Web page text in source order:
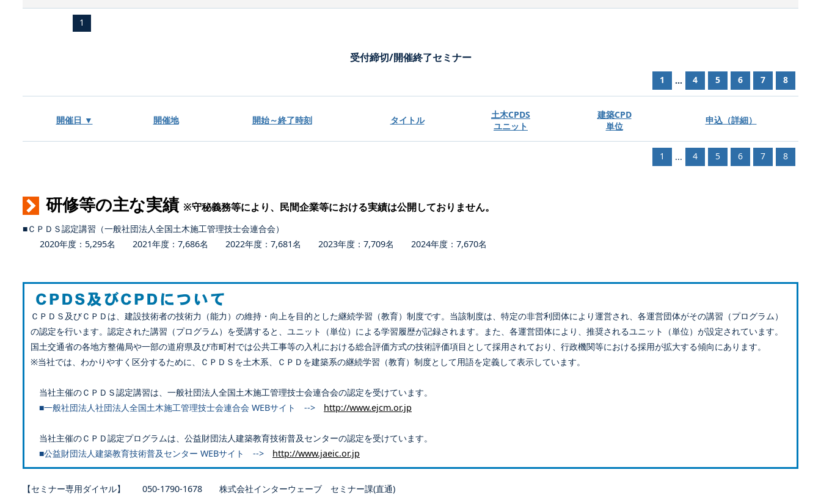
1
受付締切/開催終了セミナー
1 ... 4 5 6 7 8
開催日 ▼ 開催地 開始～終了時刻 タイトル
土木CPDS
ユニット
建築CPD
単位
申込（詳細）
1 ... 4 5 6 7 8
研修等の主な実績 ※守秘義務等により、民間企業等における実績は公開しておりません。
■ＣＰＤＳ認定講習（一般社団法人全国土木施工管理技士会連合会）
2020年度：5,295名 2021年度：7,686名 2022年度：7,681名 2023年度：7,709名 2024年度：7,670名
ＣＰＤＳ及びＣＰＤは、建設技術者の技術力（能力）の維持・向上を目的とした継続学習（教育）制度です。当該制度は、特定の非営利団体により運営され、各運営団体がその講習（プログラム）
の認定を行います。認定された講習（プログラム）を受講すると、ユニット（単位）による学習履歴が記録されます。また、各運営団体により、推奨されるユニット（単位）が設定されています。
国土交通省の各地方整備局や一部の道府県及び市町村では公共工事等の入札における総合評価方式の技術評価項目として採用されており、行政機関等における採用が拡大する傾向にあります。
※当社では、わかりやすく区分するために、ＣＰＤＳを土木系、ＣＰＤを建築系の継続学習（教育）制度として用語を定義して表示しています。
当社主催のＣＰＤＳ認定講習は、一般社団法人全国土木施工管理技士会連合会の認定を受けています。
■一般社団法人社団法人全国土木施工管理技士会連合会 WEBサイト --> http://www.ejcm.or.jp
当社主催のＣＰＤ認定プログラムは、公益財団法人建築教育技術普及センターの認定を受けています。
■公益財団法人建築教育技術普及センター WEBサイト --> http://www.jaeic.or.jp
【セミナー専用ダイヤル】 050-1790-1678 株式会社インターウェーブ セミナー課(直通)